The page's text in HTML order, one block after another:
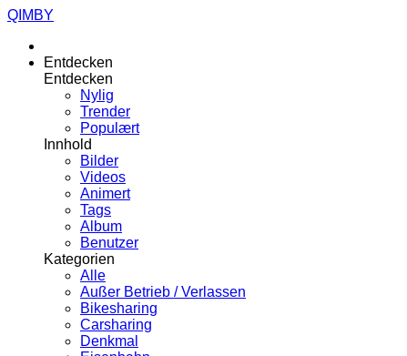
QIMBY
Entdecken
Entdecken
Nylig
Trender
Populært
Innhold
Bilder
Videos
Animert
Tags
Album
Benutzer
Kategorien
Alle
Außer Betrieb / Verlassen
Bikesharing
Carsharing
Denkmal